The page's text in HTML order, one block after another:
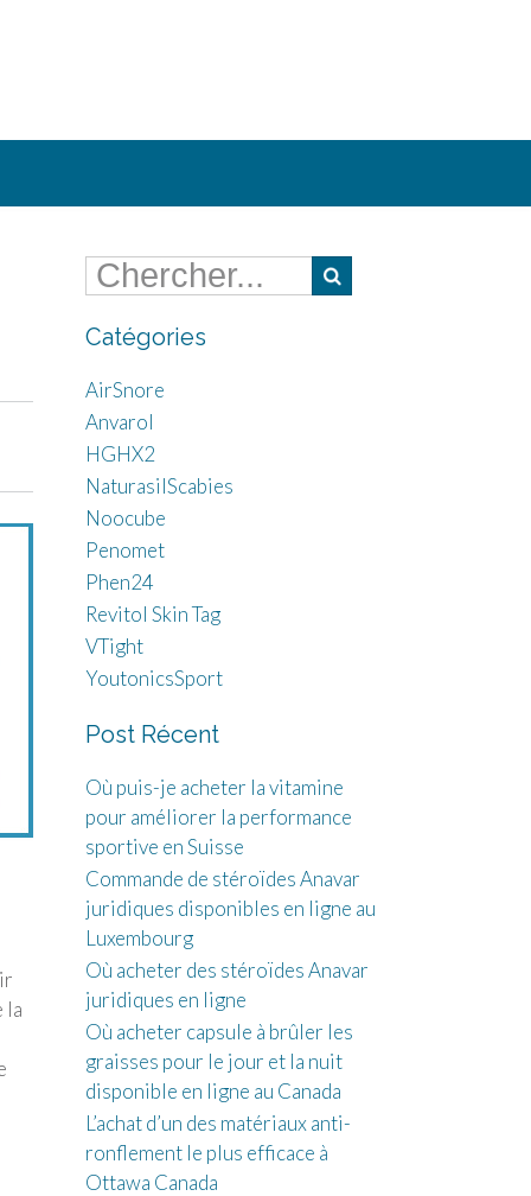
la
Catégories
AirSnore
Anvarol
HGHX2
NaturasilScabies
Noocube
Penomet
Phen24
Revitol Skin Tag
VTight
YoutonicsSport
Post Récent
Où puis-je acheter la vitamine
pour améliorer la performance
sportive en Suisse
Commande de stéroïdes Anavar
juridiques disponibles en ligne au
Luxembourg
Où acheter des stéroïdes Anavar
juridiques en ligne
Où acheter capsule à brûler les
graisses pour le jour et la nuit
disponible en ligne au Canada
L’achat d’un des matériaux anti-
ronflement le plus efficace à
Ottawa Canada